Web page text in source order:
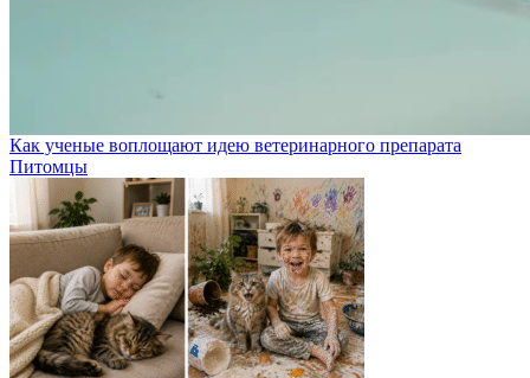
Как ученые воплощают идею ветеринарного препарата
Питомцы